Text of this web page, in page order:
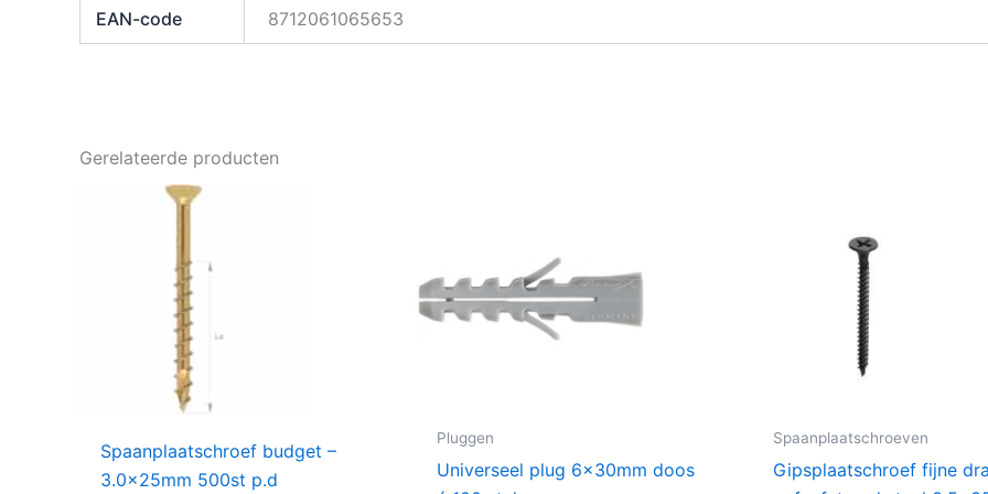
EAN-code 8712061065653
Gerelateerde producten
Spaanplaatschroef budget –
3.0x25mm 500st p.d
Pluggen
Universeel plug 6x30mm doos
Spaanplaatschroeven
Gipsplaatschroef fijne